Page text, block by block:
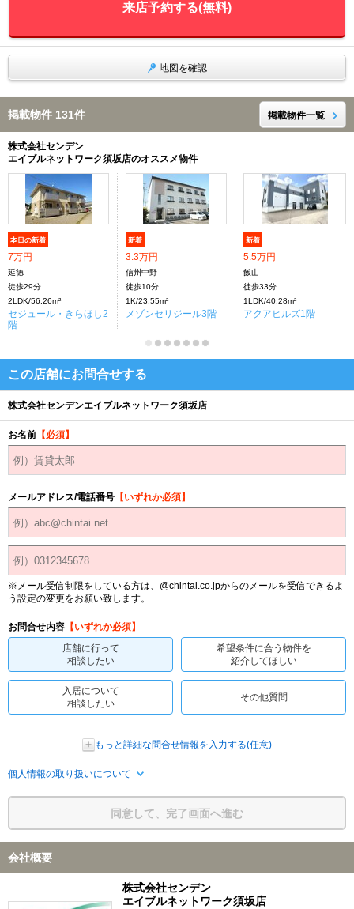
来店予約する(無料)
地図を確認
掲載物件 131件 掲載物件一覧
株式会社センデン
エイブルネットワーク須坂店のオススメ物件
本日の新着
7万円
延徳
徒歩29分
2LDK/56.26m²
セジュール・きらほし2
階
新着
3.3万円
信州中野
徒歩10分
1K/23.55m²
メゾンセリジール3階
新着
5.5万円
飯山
徒歩33分
1LDK/40.28m²
アクアヒルズ1階
この店舗にお問合せする
株式会社センデンエイブルネットワーク須坂店
お名前 【必須】
メールアドレス/電話番号 【いずれか必須】
※メール受信制限をしている方は、@chintai.co.jpからのメールを受信できるよ
う設定の変更をお願い致します。
お問合せ内容 【いずれか必須】
店舗に行って
相談したい
希望条件に合う物件を
紹介してほしい
入居について
相談したい
その他質問
もっと詳細な問合せ情報を入力する(任意)
個人情報の取り扱いについて
同意して、完了画面へ進む
会社概要
株式会社センデン
エイブルネットワーク須坂店